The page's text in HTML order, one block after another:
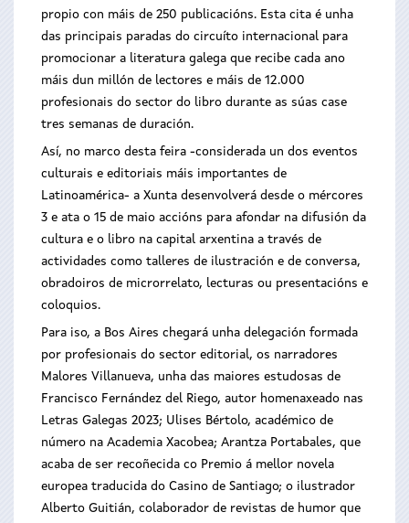
propio con máis de 250 publicacións. Esta cita é unha
das principais paradas do circuíto internacional para
promocionar a literatura galega que recibe cada ano
máis dun millón de lectores e máis de 12.000
profesionais do sector do libro durante as súas case
tres semanas de duración.
Así, no marco desta feira ­-considerada un dos eventos
culturais e editoriais máis importantes de
Latinoamérica- a Xunta desenvolverá desde o mércores
3 e ata o 15 de maio accións para afondar na difusión da
cultura e o libro na capital arxentina a través de
actividades como talleres de ilustración e de conversa,
obradoiros de microrrelato, lecturas ou presentacións e
coloquios.
Para iso, a Bos Aires chegará unha delegación formada
por profesionais do sector editorial, os narradores
Malores Villanueva, unha das maiores estudosas de
Francisco Fernández del Riego, autor homenaxeado nas
Letras Galegas 2023; Ulises Bértolo, académico de
número na Academia Xacobea; Arantza Portabales, que
acaba de ser recoñecida co Premio á mellor novela
europea traducida do Casino de Santiago; o ilustrador
Alberto Guitián, colaborador de revistas de humor que